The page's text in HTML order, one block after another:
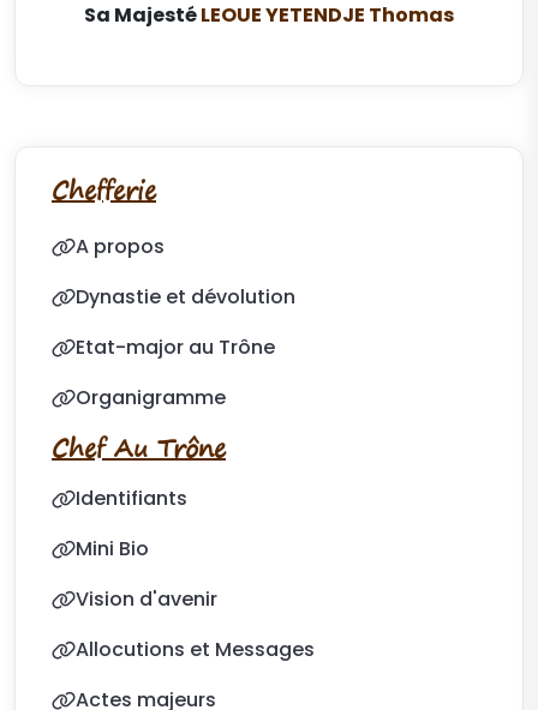
Sa MajestéLEOUE YETENDJE Thomas
Chefferie
A propos
Dynastie et dévolution
Etat-major au Trône
Organigramme
Chef Au Trône
Identifiants
Mini Bio
Vision d'avenir
Allocutions et Messages
Actes majeurs